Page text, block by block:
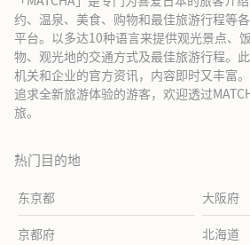
约、温泉、美食、购物和最佳旅游行程等
平台。以多达10种语言来提供观光景点、
物、观光地的交通方式及最佳旅游行程。
机关和企业的官方资讯，内容即时又丰富。
追求全新旅游体验的游客，欢迎透过
旅。
热门目的地
东京都 大阪府
京都府 北海道